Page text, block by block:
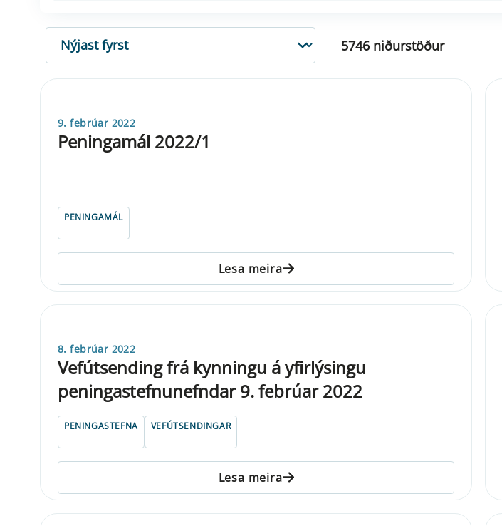
RÖÐUN
5746 niðurstöður
9. febrúar 2022
Peningamál 2022/1
PENINGAMÁL
Lesa meira
8. febrúar 2022
Vefútsending frá kynningu á yfirlýsingu
peningastefnunefndar 9. febrúar 2022
PENINGASTEFNA VEFÚTSENDINGAR
Lesa meira